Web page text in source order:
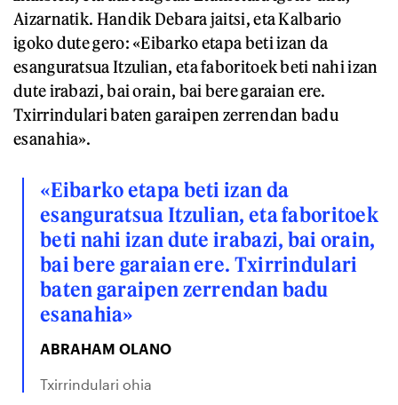
Aizarnatik. Handik Debara jaitsi, eta Kalbario
igoko dute gero: «Eibarko etapa beti izan da
esanguratsua Itzulian, eta faboritoek beti nahi izan
dute irabazi, bai orain, bai bere garaian ere.
Txirrindulari baten garaipen zerrendan badu
esanahia».
«Eibarko etapa beti izan da
esanguratsua Itzulian, eta faboritoek
beti nahi izan dute irabazi, bai orain,
bai bere garaian ere. Txirrindulari
baten garaipen zerrendan badu
esanahia»
ABRAHAM OLANO
Txirrindulari ohia